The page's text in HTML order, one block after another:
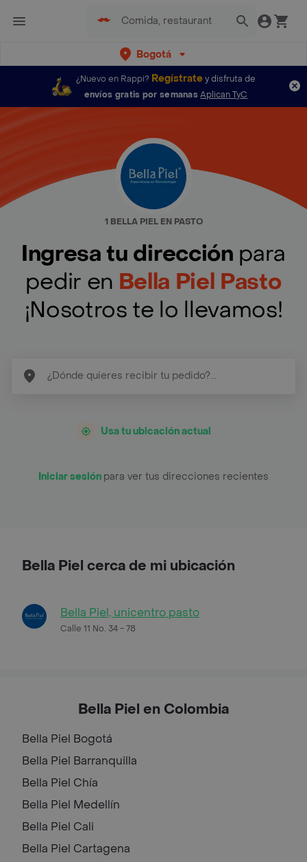
Bogotá
¿Nuevo en Rappi? Regístratey disfruta de
envíos gratis por semanas Aplican TyC
1 BELLA PIEL EN PASTO
Ingresa tu dirección para
pedir en Bella Piel Pasto
¡Nosotros te lo llevamos!
Usa tu ubicación actual
Iniciar sesión para ver tus direcciones recientes
Bella Piel cerca de mi ubicación
Bella Piel, unicentro pasto
Calle 11 No. 34 - 78
Bella Piel en Colombia
Bella Piel Bogotá
Bella Piel Barranquilla
Bella Piel Chía
Bella Piel Medellín
Bella Piel Cali
Bella Piel Cartagena